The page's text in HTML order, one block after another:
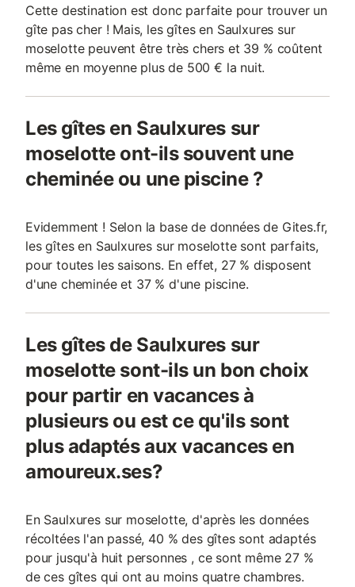
Cette destination est donc parfaite pour trouver un
gîte pas cher ! Mais, les gîtes en Saulxures sur
moselotte peuvent être très chers et 39 % coûtent
même en moyenne plus de 500 € la nuit.
Les gîtes en Saulxures sur
moselotte ont-ils souvent une
cheminée ou une piscine ?
Evidemment ! Selon la base de données de Gites.fr,
les gîtes en Saulxures sur moselotte sont parfaits,
pour toutes les saisons. En effet, 27 % disposent
d'une cheminée et 37 % d'une piscine.
Les gîtes de Saulxures sur
moselotte sont-ils un bon choix
pour partir en vacances à
plusieurs ou est ce qu'ils sont
plus adaptés aux vacances en
amoureux.ses?
En Saulxures sur moselotte, d'après les données
récoltées l'an passé, 40 % des gîtes sont adaptés
pour jusqu'à huit personnes , ce sont même 27 %
de ces gîtes qui ont au moins quatre chambres.